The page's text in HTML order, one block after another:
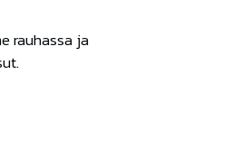
rauhassa ja